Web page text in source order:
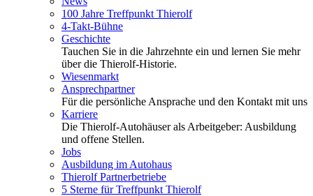
100 Jahre Treffpunkt Thierolf
4-Takt-Bühne
Geschichte
Tauchen Sie in die Jahrzehnte ein und lernen Sie mehr
über die Thierolf-Historie.
Wiesenmarkt
Ansprechpartner
Für die persönliche Ansprache und den Kontakt mit uns
Karriere
Die Thierolf-Autohäuser als Arbeitgeber: Ausbildung
und offene Stellen.
Jobs
Ausbildung im Autohaus
Thierolf Partnerbetriebe
5 Sterne für Treffpunkt Thierolf